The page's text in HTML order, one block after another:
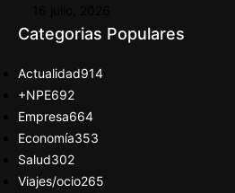
Categorias Populares
Actualidad914
+NPE692
Empresa664
Economía353
Salud302
Viajes/ocio265